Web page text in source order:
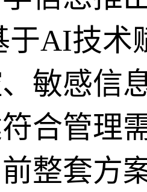
于AI技术
敏感信
合管理
整套方